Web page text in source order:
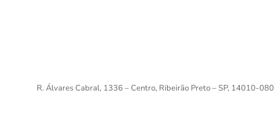
R. Álvares Cabral, 1336 – Centro, Ribeirão Preto – SP, 14010-080